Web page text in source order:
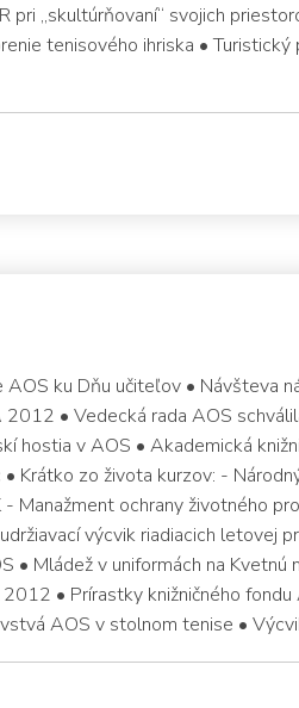
pri „skultúrňovaní“ svojich
tenisového ihriska • Turistický
ku Dňu učiteľov • Návšteva
2012 • Vedecká rada AOS
hostia v AOS • Akademická
Krátko zo života kurzov: -
Manažment ochrany životného
výcvik riadiacich letovej
• Mládež v uniformách na Kvetnú
• Prírastky knižničného
AOS v stolnom tenise •